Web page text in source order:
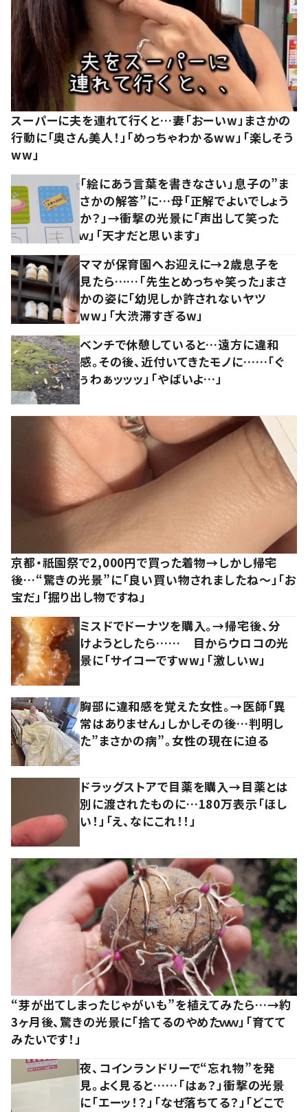
スーパーに夫を連れて行くと…妻「おーいw」まさかの
行動に「奥さん美人！」「めっちゃわかるww」「楽しそう
ww」
「絵にあう言葉を書きなさい」息子の”ま
さかの解答”に…母「正解でよいでしょう
か？」→衝撃の光景に「声出して笑った
ｗ」「天才だと思います」
ママが保育園へお迎えに→2歳息子を
見たら……「先生とめっちゃ笑った」まさ
かの姿に「幼児しか許されないヤツ
ww」「大渋滞すぎるw」
ベンチで休憩していると…遠方に違和
感。その後、近付いてきたモノに……「ぐ
ぅわぁッッッ」「やばいよ…」
京都・祇園祭で2,000円で買った着物→しかし帰宅
後…“驚きの光景”に「良い買い物されましたね～」「お
宝だ」「掘り出し物ですね」
ミスドでドーナツを購入。→帰宅後、分
けようとしたら…… 目からウロコの光
景に「サイコーですww」「激しいw」
胸部に違和感を覚えた女性。→医師「異
常はありません」しかしその後…判明し
た”まさかの病”。女性の現在に迫る
ドラッグストアで目薬を購入→目薬とは
別に渡されたものに…180万表示「ほし
い！」「え、なにこれ！！」
“芽が出てしまったじゃがいも”を植えてみたら…→約
3ヶ月後、驚きの光景に「捨てるのやめたｗｗ」「育てて
みたいです！」
夜、コインランドリーで“忘れ物”を発
見。よく見ると……「はぁ？」衝撃の光景
に「エーッ！？」「なぜ落ちてる？」「どこで